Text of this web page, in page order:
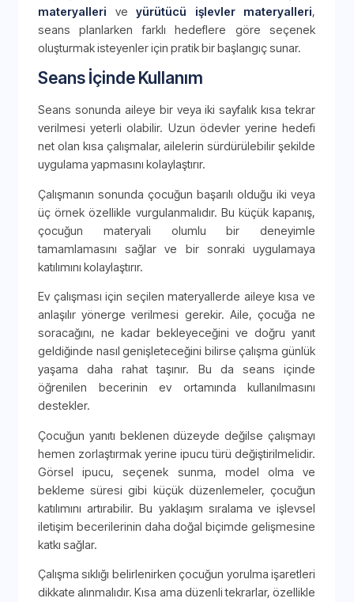
materyalleri ve yürütücü işlevler materyalleri,
seans planlarken farklı hedeflere göre seçenek
oluşturmak isteyenler için pratik bir başlangıç sunar.
Seans İçinde Kullanım
Seans sonunda aileye bir veya iki sayfalık kısa tekrar
verilmesi yeterli olabilir. Uzun ödevler yerine hedefi
net olan kısa çalışmalar, ailelerin sürdürülebilir şekilde
uygulama yapmasını kolaylaştırır.
Çalışmanın sonunda çocuğun başarılı olduğu iki veya
üç örnek özellikle vurgulanmalıdır. Bu küçük kapanış,
çocuğun materyali olumlu bir deneyimle
tamamlamasını sağlar ve bir sonraki uygulamaya
katılımını kolaylaştırır.
Ev çalışması için seçilen materyallerde aileye kısa ve
anlaşılır yönerge verilmesi gerekir. Aile, çocuğa ne
soracağını, ne kadar bekleyeceğini ve doğru yanıt
geldiğinde nasıl genişleteceğini bilirse çalışma günlük
yaşama daha rahat taşınır. Bu da seans içinde
öğrenilen becerinin ev ortamında kullanılmasını
destekler.
Çocuğun yanıtı beklenen düzeyde değilse çalışmayı
hemen zorlaştırmak yerine ipucu türü değiştirilmelidir.
Görsel ipucu, seçenek sunma, model olma ve
bekleme süresi gibi küçük düzenlemeler, çocuğun
katılımını artırabilir. Bu yaklaşım sıralama ve işlevsel
iletişim becerilerinin daha doğal biçimde gelişmesine
katkı sağlar.
Çalışma sıklığı belirlenirken çocuğun yorulma işaretleri
dikkate alınmalıdır. Kısa ama düzenli tekrarlar, özellikle